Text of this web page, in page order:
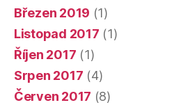
Březen 2019 (1)
Listopad 2017 (1)
Říjen 2017 (1)
Srpen 2017 (4)
Červen 2017 (8)